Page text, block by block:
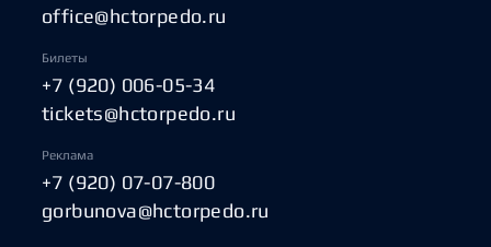
office@hctorpedo.ru
Билеты
+7 (920) 006-05-34
tickets@hctorpedo.ru
Реклама
+7 (920) 07-07-800
gorbunova@hctorpedo.ru